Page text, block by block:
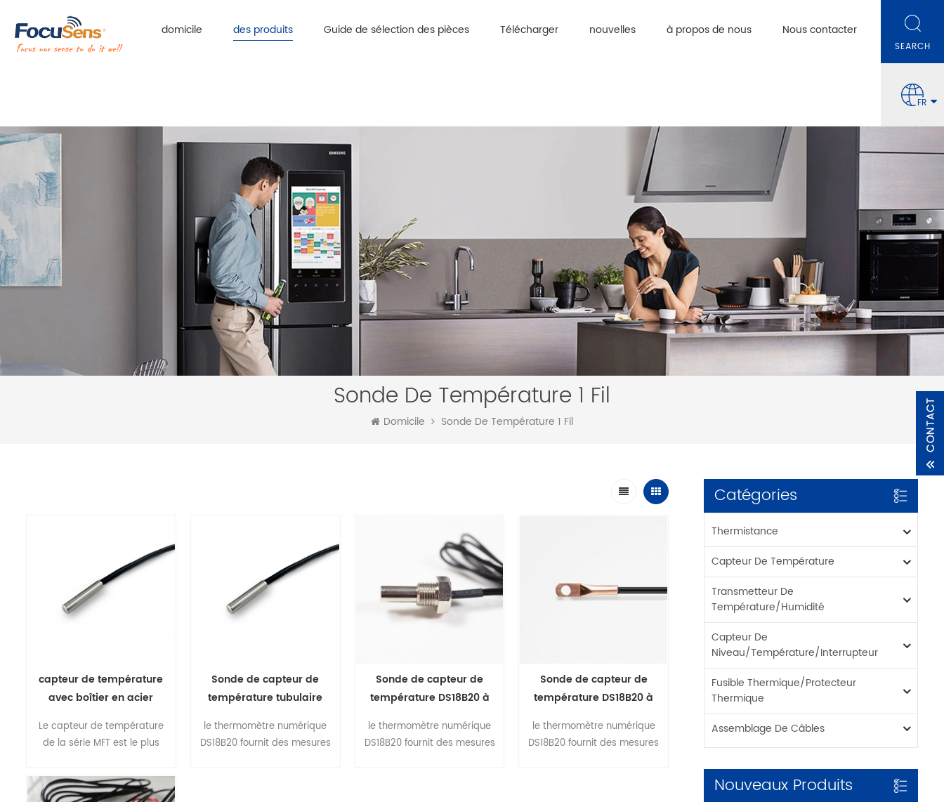
domicile des produits Guide de sélection des pièces Télécharger nouvelles à propos de nous Nous contacter
FR
Sonde De Température 1 Fil
Domicile Sonde De Température 1 Fil
Catégories
Thermistance
Capteur De Température
Transmetteur De
Température/humidité
Capteur De
Niveau/température/interrupteur
Fusible Thermique/protecteur
Thermique
Assemblage De Câbles
Nouveaux Produits
capteur de température
avec boîtier en acier
al métal
Le capteur de température
de la série MFT est le plus
divers environnements de
détection . il est fabriqué
Sonde de capteur de
température tubulaire
diamètre
le thermomètre numérique
DS18B20 fournit des mesures
Sonde de capteur de
température DS18B20 à
le thermomètre numérique
DS18B20 fournit des mesures
Sonde de capteur de
température DS18B20 à
le thermomètre numérique
DS18B20 fournit des mesures